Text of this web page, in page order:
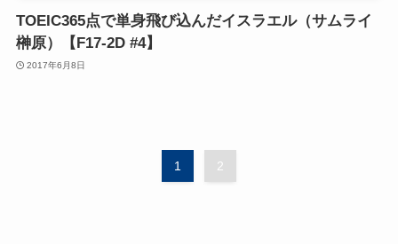
TOEIC365点で単身飛び込んだイスラエル（サムライ
榊原）【F17-2D #4】
2017年6月8日
1 2